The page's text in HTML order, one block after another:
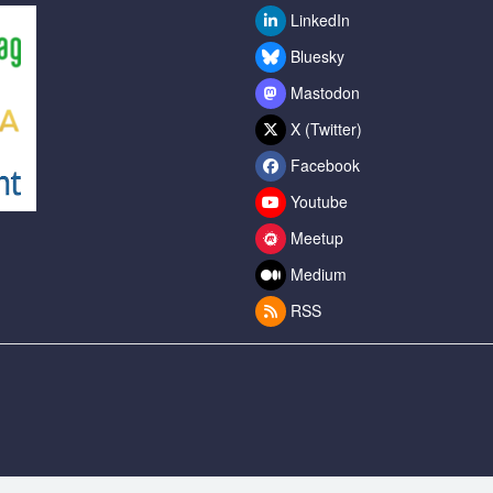
LinkedIn
Bluesky
Mastodon
X (Twitter)
Facebook
Youtube
Meetup
Medium
RSS